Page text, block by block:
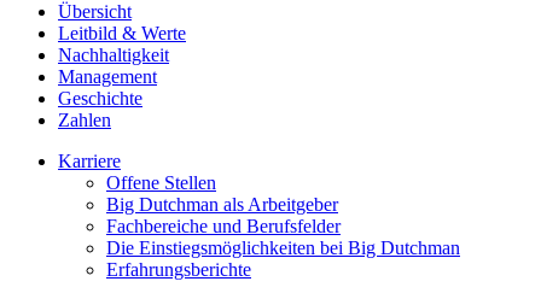
Übersicht
Leitbild & Werte
Nachhaltigkeit
Management
Geschichte
Zahlen
Karriere
Offene Stellen
Big Dutchman als Arbeitgeber
Fachbereiche und Berufsfelder
Die Einstiegsmöglichkeiten bei Big Dutchman
Erfahrungsberichte